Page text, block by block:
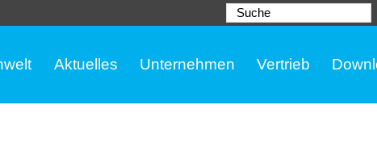
Suche
Aktuelles Unternehmen Vertrieb